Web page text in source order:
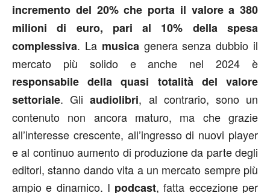
incremento del 20% che porta il valore a 380
milioni di euro, pari al 10% della spesa
complessiva. La musica genera senza dubbio il
mercato più solido e anche nel 2024 è
responsabile della quasi totalità del valore
settoriale. Gliaudiolibri, al contrario, sono un
contenuto non ancora maturo, ma che grazie
all’interesse crescente, all’ingresso di nuovi player
e al continuo aumento di produzione da parte degli
editori, stanno dando vita a un mercato sempre più
ampio e dinamico. I podcast, fatta eccezione per